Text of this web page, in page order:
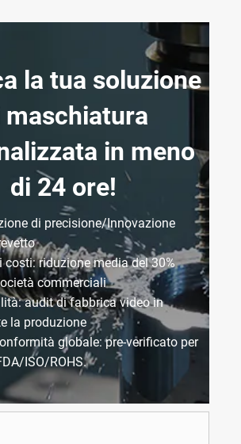
la tua soluzione
maschiatura
in meno
di 24 ore!
di precisione/Innovazione
costi: riduzione media del 30%
commerciali
audit di fabbrica video in
la produzione
globale: pre-verificato per
ISO/ROHS.